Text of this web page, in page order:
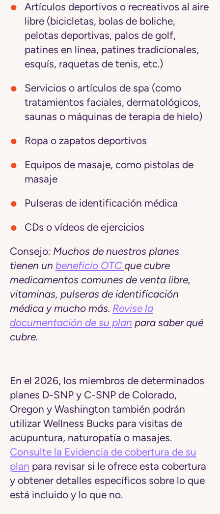
Artículos deportivos o recreativos al aire
libre (bicicletas, bolas de boliche,
pelotas deportivas, palos de golf,
patines en línea, patines tradicionales,
esquís, raquetas de tenis, etc.)
Servicios o artículos de spa (como
tratamientos faciales, dermatológicos,
saunas o máquinas de terapia de hielo)
Ropa o zapatos deportivos
Equipos de masaje, como pistolas de
masaje
Pulseras de identificación médica
CDs o vídeos de ejercicios
Consejo: Muchos de nuestros planes
tienen un beneficio OTC que cubre
medicamentos comunes de venta libre,
vitaminas, pulseras de identificación
médica y mucho más. Revise la
documentación de su plan para saber qué
cubre.
En el 2026, los miembros de determinados
planes D-SNP y C-SNP de Colorado,
Oregon y Washington también podrán
utilizar Wellness Bucks para visitas de
acupuntura, naturopatía o masajes.
Consulte la Evidencia de cobertura de su
plan para revisar si le ofrece esta cobertura
y obtener detalles específicos sobre lo que
está incluido y lo que no.